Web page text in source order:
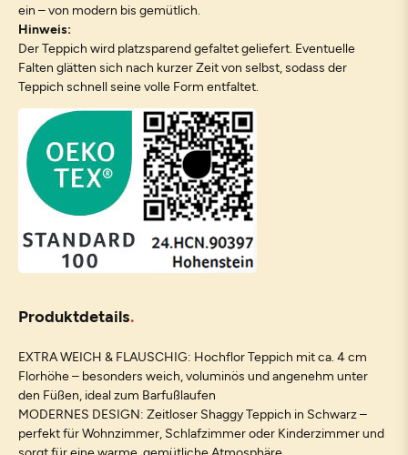
ein – von modern bis gemütlich.
Hinweis:
Der Teppich wird platzsparend gefaltet geliefert. Eventuelle
Falten glätten sich nach kurzer Zeit von selbst, sodass der
Teppich schnell seine volle Form entfaltet.
Produktdetails
EXTRA WEICH & FLAUSCHIG: Hochflor Teppich mit ca. 4 cm
Florhöhe – besonders weich, voluminös und angenehm unter
den Füßen, ideal zum Barfußlaufen
MODERNES DESIGN: Zeitloser Shaggy Teppich in Schwarz –
perfekt für Wohnzimmer, Schlafzimmer oder Kinderzimmer und
sorgt für eine warme, gemütliche Atmosphäre